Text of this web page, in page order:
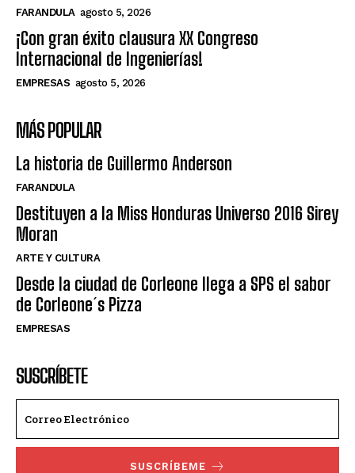
FARANDULA agosto 5, 2026
¡Con gran éxito clausura XX Congreso
Internacional de Ingenierías!
EMPRESAS agosto 5, 2026
MÁS POPULAR
La historia de Guillermo Anderson
FARANDULA
Destituyen a la Miss Honduras Universo 2016 Sirey
Moran
ARTE Y CULTURA
Desde la ciudad de Corleone llega a SPS el sabor
de Corleone´s Pizza
EMPRESAS
SUSCRÍBETE
SUSCRÍBEME